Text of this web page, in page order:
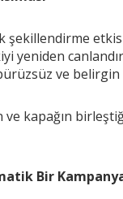
şekillendirme
yeniden
ve belirgin
kapağın
Bir